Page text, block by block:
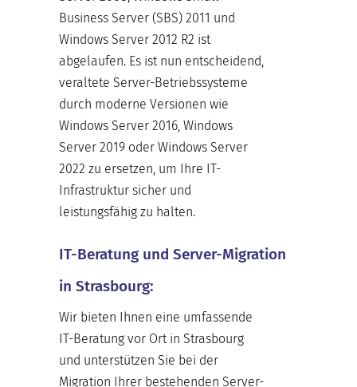
Business Server (SBS) 2011 und
Windows Server 2012 R2 ist
abgelaufen. Es ist nun entscheidend,
veraltete Server-Betriebssysteme
durch moderne Versionen wie
Windows Server 2016, Windows
Server 2019 oder Windows Server
2022 zu ersetzen, um Ihre IT-
Infrastruktur sicher und
leistungsfähig zu halten.
IT-Beratung und Server-Migration
in Strasbourg:
Wir bieten Ihnen eine umfassende
IT-Beratung vor Ort in Strasbourg
und unterstützen Sie bei der
Migration Ihrer bestehenden Server-